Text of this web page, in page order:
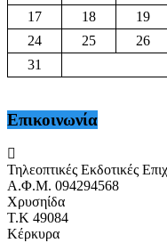
17
18 19
24
25 26
31
Επικοινωνία
Τηλεοπτικές Εκδοτικές
Α.Φ.Μ. 094294568
Χρυσηίδα
Τ.Κ 49084
Κέρκυρα